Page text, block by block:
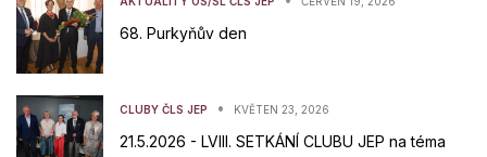
68. Purkyňův den
CLUBY ČLS JEP • KVĚTEN 23, 2026
21.5.2026 - LVIII. SETKÁNÍ CLUBU JEP na téma